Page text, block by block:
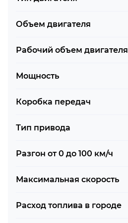
Объем двигателя
Рабочий объем двигателя
Мощность
Коробка передач
Тип привода
Разгон от 0 до 100 км/ч
Максимальная скорость
Расход топлива в городе